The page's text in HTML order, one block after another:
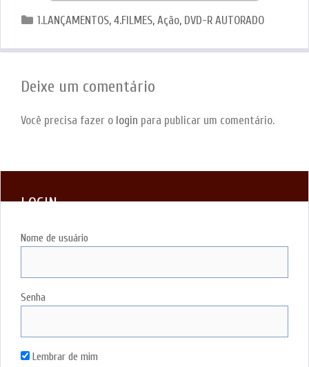
Categorias
1.LANÇAMENTOS,4.FILMES,Ação, DVD-R AUTORADO
Deixe um comentário
Você precisa fazer o login para publicar um comentário.
LOGIN
Nome de usuário
Senha
Lembrar de mim